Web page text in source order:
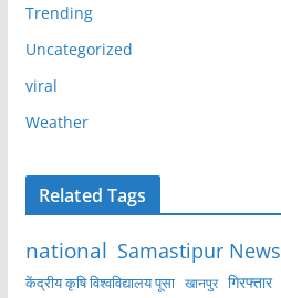
Trending
Uncategorized
viral
Weather
Related Tags
national Samastipur News
केंद्रीय कृषि विश्वविद्यालय पूसा खानपुर गिरफ्तार